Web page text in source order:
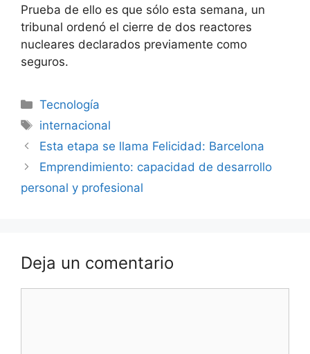
Prueba de ello es que sólo esta semana, un
tribunal ordenó el cierre de dos reactores
nucleares declarados previamente como
seguros.
Categorías
Tecnología
Etiquetas
internacional
Esta etapa se llama Felicidad: Barcelona
Emprendimiento: capacidad de desarrollo
personal y profesional
Deja un comentario